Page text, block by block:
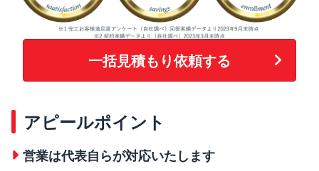
一括見積もり依頼する
アピールポイント
営業は代表自らが対応いたします